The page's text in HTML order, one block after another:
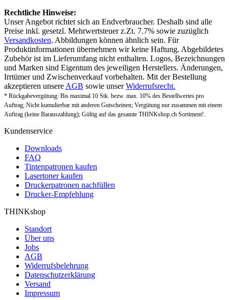
Rechtliche Hinweise:
Unser Angebot richtet sich an Endverbraucher. Deshalb sind alle
Preise inkl. gesetzl. Mehrwertsteuer z.Zt. 7.7% sowie zuzüglich
Versandkosten. Abbildungen können ähnlich sein. Für
Produktinformationen übernehmen wir keine Haftung. Abgebildetes
Zubehör ist im Lieferumfang nicht enthalten. Logos, Bezeichnungen
und Marken sind Eigentum des jeweiligen Herstellers. Änderungen,
Irrtümer und Zwischenverkauf vorbehalten. Mit der Bestellung
akzeptieren unsere AGB sowie unserWiderrufsrecht.
* Rückgabevergütung: Bis maximal 10 Stk. bezw. max. 10% des Bestellwertes pro
Auftrag; Nicht kumulierbar mit anderen Gutscheinen; Vergütung nur zusammen mit einem
Auftrag (keine Barauszahlung); Gültig auf das gesamte THINKshop.ch Sortiment!.
Kundenservice
Downloads
FAQ
Tintenpatronen kaufen
Lasertoner kaufen
Druckerpatronen nachfüllen
Drucker-Empfehlung
THINKshop
Standort
Über uns
Jobs
AGB
Widerrufsbelehrung
Datenschutzerklärung
Versand
Impressum